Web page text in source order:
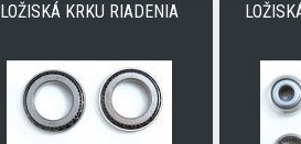
LOŽISKÁ KRKU RIADENIA